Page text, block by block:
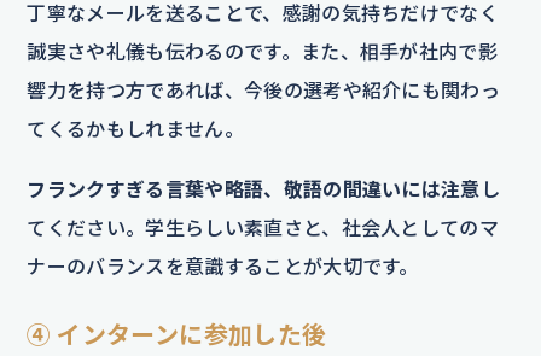
丁寧なメールを送ることで、感謝の気持ちだけでなく
誠実さや礼儀も伝わるのです。また、相手が社内で影
響力を持つ方であれば、今後の選考や紹介にも関わっ
てくるかもしれません。
フランクすぎる言葉や略語、敬語の間違いには注意 し
てください。学生らしい素直さと、社会人としてのマ
ナーのバランスを意識することが大切です。
④ インターンに参加した後